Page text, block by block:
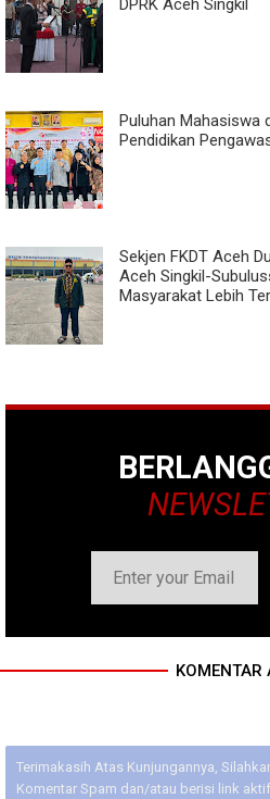
DPRK Aceh Singkil
Puluhan Mahasiswa
Pendidikan
Sekjen FKDT Aceh
Aceh Singkil-
Masyarakat Lebih
KOMENTAR
Terimakasih Atas Kunjungannya,
Komentar Spam dan/atau berisi link